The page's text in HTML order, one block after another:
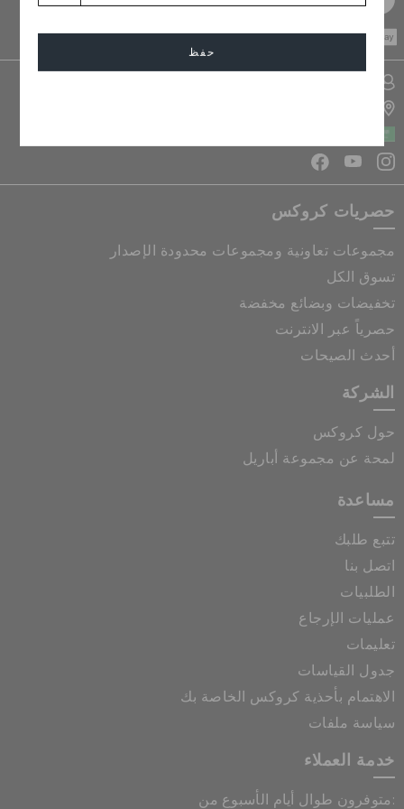
حفظ
CASH ON
حصريات كروكس
مجموعات تعاونية ومجموعات محدودة الإصدار
تسوق الكل
تخفيضات وبضائع مخفضة
حصرياً عبر الانترنت
أحدث الصيحات
الشركة
حول كروكس
لمحة عن مجموعة أباريل
مساعدة
تتبع طلبك
اتصل بنا
الطلبيات
عمليات الإرجاع
تعليمات
جدول القياسات
الاهتمام بأحذية كروكس الخاصة بك
سياسة ملفات
خدمة العملاء
متوفرون طوال أيام الأسبوع من: